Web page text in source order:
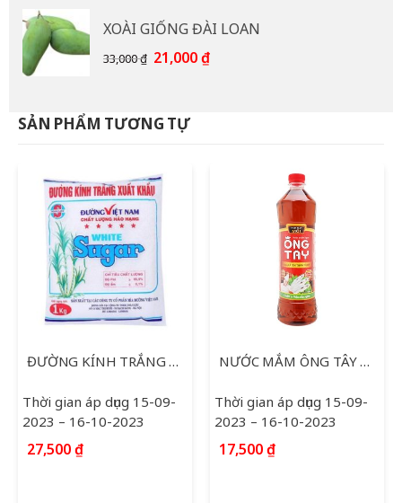
15,000 ₫.là:
12,000 ₫.
XOÀI GIỐNG ĐÀI LOAN
33,000₫ Giá
33,000 ₫.
21,000₫Giá
SẢN PHẨM TƯƠNG TỰ
ĐƯỜNG KÍNH TRẮNG XUẤT KHẨU 1KG
Thời gian áp dụng 15-09-
2023 – 16-10-2023
27,500₫
NƯỚC MẮM ÔNG TÂY 900ML
Thời gian áp dụng 15-09-
2023 – 16-10-2023
17,500₫